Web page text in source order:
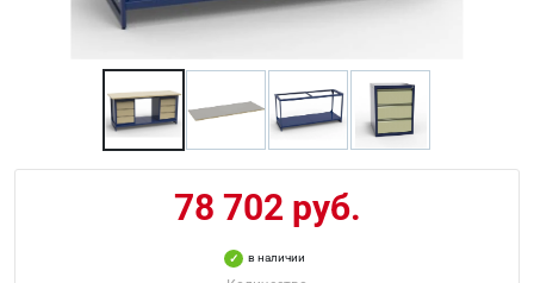
78 702 руб.
в наличии